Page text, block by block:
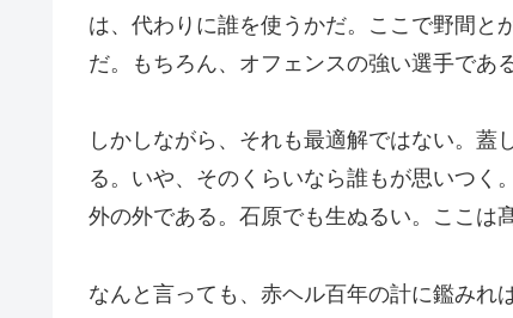
は、代わりに誰を使うかだ。ここで野間と
だ。もちろん、オフェンスの強い選手であ
しかしながら、それも最適解ではない。
る。いや、そのくらいなら誰もが思いつく
外の外である。石原でも生ぬるい。ここは
なんと言っても、赤ヘル百年の計に鑑みれ